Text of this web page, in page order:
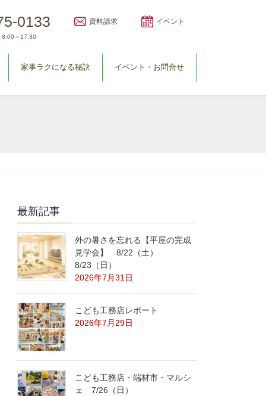
0133
8:00～17:30
資料請求 イベント
家事ラクになる秘訣 イベント・お問合せ
最新記事
外の暑さを忘れる【平屋の完成
見学会】 8/22（土）
8/23（日）
2026年7月31日
こども工務店レポート
2026年7月29日
こども工務店・端材市・マルシ
ェ 7/26（日）